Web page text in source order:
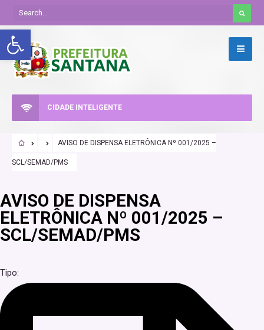
Abrir a barra de ferramentas
CIDADE INTELIGENTE
AVISO DE DISPENSA ELETRÔNICA Nº 001/2025 –
SCL/SEMAD/PMS
AVISO DE DISPENSA
ELETRÔNICA Nº 001/2025 –
SCL/SEMAD/PMS
Tipo: